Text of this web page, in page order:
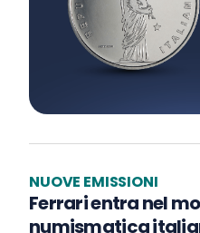
NUOVE EMISSIONI
Ferrari entra nel
numismatica